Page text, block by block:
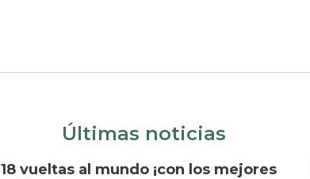
Últimas noticias
18 vueltas al mundo ¡con los mejores